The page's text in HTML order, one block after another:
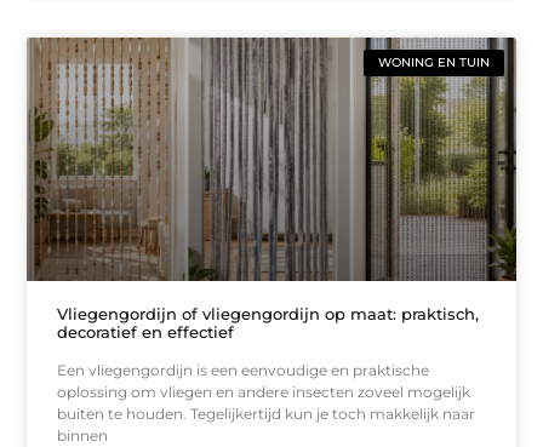
WONING EN TUIN
Vliegengordijn of vliegengordijn op maat: praktisch,
decoratief en effectief
Een vliegengordijn is een eenvoudige en praktische
oplossing om vliegen en andere insecten zoveel mogelijk
buiten te houden. Tegelijkertijd kun je toch makkelijk naar
binnen